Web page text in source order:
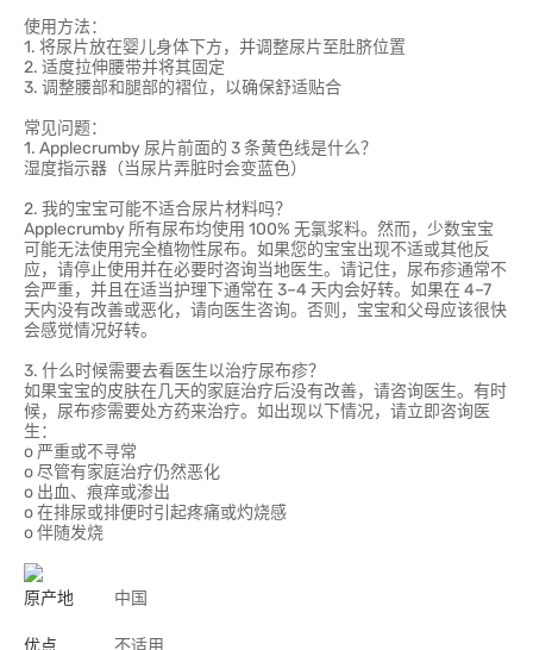
使用方法：
1. 将尿片放在婴儿身体下方，并调整尿片至肚脐位置
2. 适度拉伸腰带并将其固定
3. 调整腰部和腿部的褶位，以确保舒适贴合
常见问题：
1. Applecrumby 尿片前面的 3 条黄色线是什么？
湿度指示器（当尿片弄脏时会变蓝色）
2. 我的宝宝可能不适合尿片材料吗？
Applecrumby 所有尿布均使用 100% 无氯浆料。然而，少数宝宝
可能无法使用完全植物性尿布。如果您的宝宝出现不适或其他反
应，请停止使用并在必要时咨询当地医生。请记住，尿布疹通常不
会严重，并且在适当护理下通常在 3–4 天内会好转。如果在 4–7
天内没有改善或恶化，请向医生咨询。否则，宝宝和父母应该很快
会感觉情况好转。
3. 什么时候需要去看医生以治疗尿布疹？
如果宝宝的皮肤在几天的家庭治疗后没有改善，请咨询医生。有时
候，尿布疹需要处方药来治疗。如出现以下情况，请立即咨询医
生：
o 严重或不寻常
o 尽管有家庭治疗仍然恶化
o 出血、痕痒或渗出
o 在排尿或排便时引起疼痛或灼烧感
o 伴随发烧
原产地 中国
优点 不适用